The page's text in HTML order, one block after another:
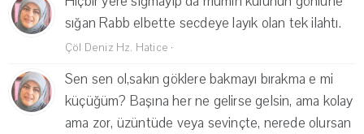
sığan Rabb elbette secdeye layık olan tek ilahtı.
Çöl Deniz Hz. Hatice ·
Sen sen ol,sakın göklere bakmayı bırakma e mi
küçüğüm? Başına her ne gelirse gelsin, ama kolay
ama zor, üzüntüde veya sevinçte, nerede olursan